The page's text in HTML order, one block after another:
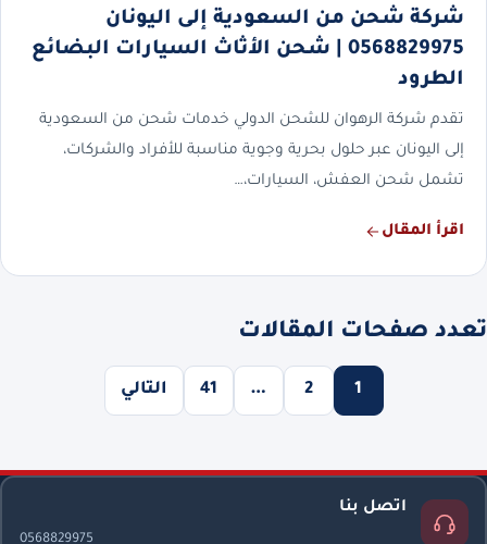
شركة شحن من السعودية إلى اليونان
0568829975 | شحن الأثاث السيارات البضائع
الطرود
تقدم شركة الرهوان للشحن الدولي خدمات شحن من السعودية
إلى اليونان عبر حلول بحرية وجوية مناسبة للأفراد والشركات،
تشمل شحن العفش، السيارات،…
اقرأ المقال
تعدد صفحات المقالات
1
2
…
41 التالي
اتصل بنا
0568829975